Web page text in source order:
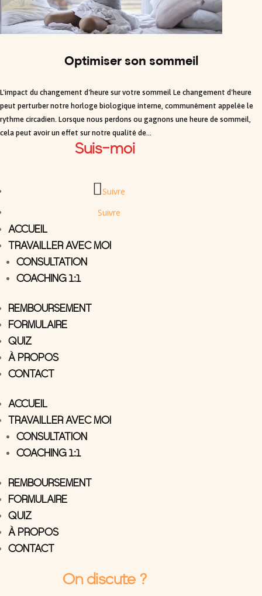
Optimiser son sommeil
L'impact du changement d'heure sur votre sommeil Le changement d'heure
peut perturber notre horloge biologique interne, communément appelée le
rythme circadien. Lorsque nous perdons ou gagnons une heure de sommeil,
cela peut avoir un effet sur notre qualité de...
Suis-moi
Suivre
Suivre
ACCUEIL
TRAVAILLER AVEC MOI
CONSULTATION
COACHING 1:1
REMBOURSEMENT
FORMULAIRE
QUIZ
À PROPOS
CONTACT
ACCUEIL
TRAVAILLER AVEC MOI
CONSULTATION
COACHING 1:1
REMBOURSEMENT
FORMULAIRE
QUIZ
À PROPOS
CONTACT
On discute ?